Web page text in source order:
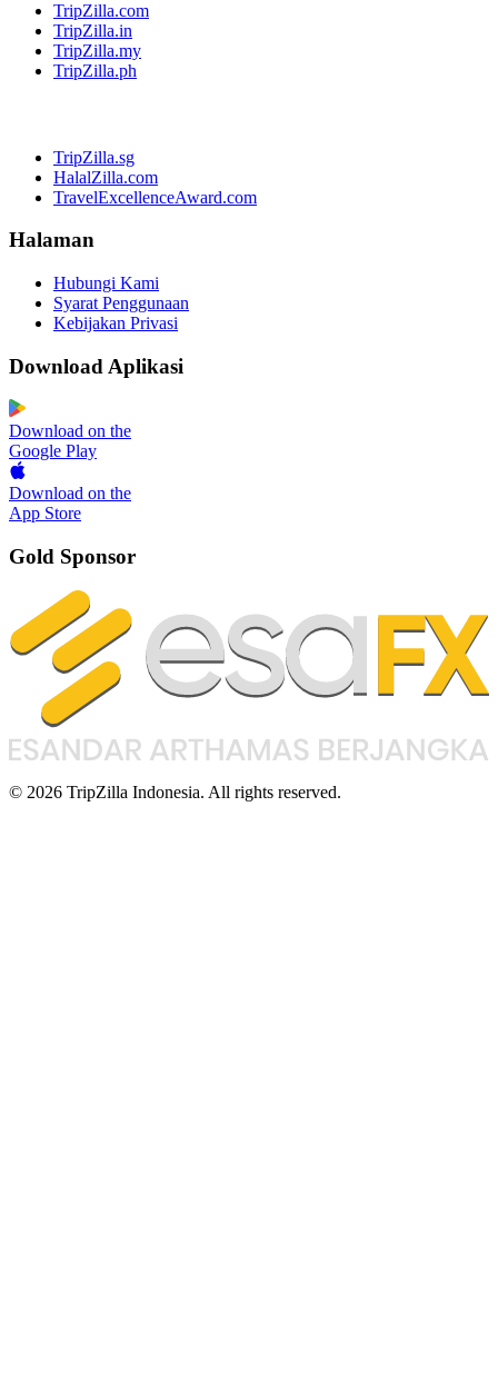
TripZilla.com
TripZilla.in
TripZilla.my
TripZilla.ph
TripZilla.sg
HalalZilla.com
TravelExcellenceAward.com
Halaman
Hubungi Kami
Syarat Penggunaan
Kebijakan Privasi
Download Aplikasi
Download on the
Google Play
Download on the
App Store
Gold Sponsor
© 2026 TripZilla Indonesia. All rights reserved.